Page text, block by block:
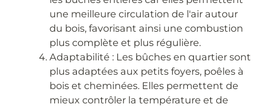
une meilleure circulation de l'air autour
du bois, favorisant ainsi une combustion
plus complète et plus régulière.
Adaptabilité : Les bûches en quartier sont
plus adaptées aux petits foyers, poêles à
bois et cheminées. Elles permettent de
mieux contrôler la température et de